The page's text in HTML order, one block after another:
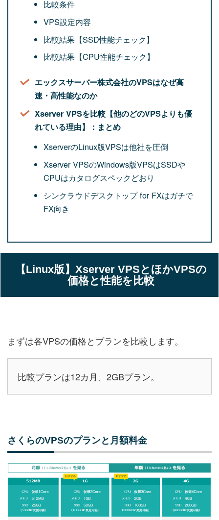
比較条件
VPS設定内容
比較結果【SSD性能チェック】
比較結果【CPU性能チェック】
エックスサーバー株式会社のVPSはなぜ高
速・高性能なのか
Xserver VPSを比較【他のどのVPSよりも優
れている理由】：まとめ
XserverのLinux版VPSは他社を圧倒
Xserver VPSのWindows版VPSはSSDや
CPUはカタログスペックどおり
シンクラウドデスクトップ for FXはガチで
FX向き
【Linux版】Xserver VPSとほかVPSの
価格と性能を比較
まずは各VPSの価格とプランを比較します。
比較プランは12カ月、2GBプラン。
さくらのVPSのプランと月額料金